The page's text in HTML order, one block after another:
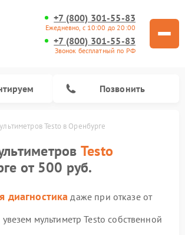
+7 (800) 301-55-83
Ежедневно, с 10:00 до 20:00
+7 (800) 301-55-83
Звонок бесплатный по РФ
Позвонить
Testo в Оренбурге
Testo
от 500 руб.
диагностика даже при отказе от
мультиметр Testo собственной